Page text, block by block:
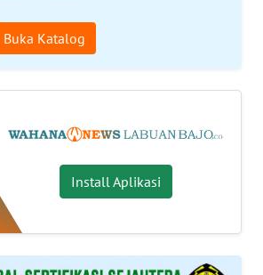
Buka Katalog
Install Aplikasi